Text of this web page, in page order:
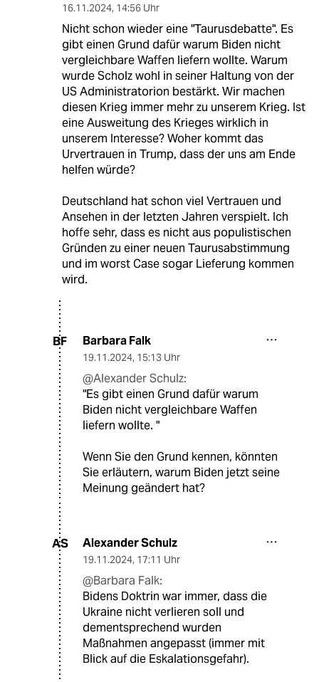
16.11.2024, 14:56 Uhr
Nicht schon wieder eine "Taurusdebatte". Es
gibt einen Grund dafür warum Biden nicht
vergleichbare Waffen liefern wollte. Warum
wurde Scholz wohl in seiner Haltung von der
US Administratorion bestärkt. Wir machen
diesen Krieg immer mehr zu unserem Krieg. Ist
eine Ausweitung des Krieges wirklich in
unserem Interesse? Woher kommt das
Urvertrauen in Trump, dass der uns am Ende
helfen würde?
Deutschland hat schon viel Vertrauen und
Ansehen in der letzten Jahren verspielt. Ich
hoffe sehr, dass es nicht aus populistischen
Gründen zu einer neuen Taurusabstimmung
und im worst Case sogar Lieferung kommen
wird.
BF Barbara Falk
19.11.2024, 15:13 Uhr
@Alexander Schulz:
"Es gibt einen Grund dafür warum
Biden nicht vergleichbare Waffen
liefern wollte. "
Wenn Sie den Grund kennen, könnten
Sie erläutern, warum Biden jetzt seine
Meinung geändert hat?
AS Alexander Schulz
19.11.2024, 17:11 Uhr
@Barbara Falk:
Bidens Doktrin war immer, dass die
Ukraine nicht verlieren soll und
dementsprechend wurden
Maßnahmen angepasst (immer mit
Blick auf die Eskalationsgefahr).